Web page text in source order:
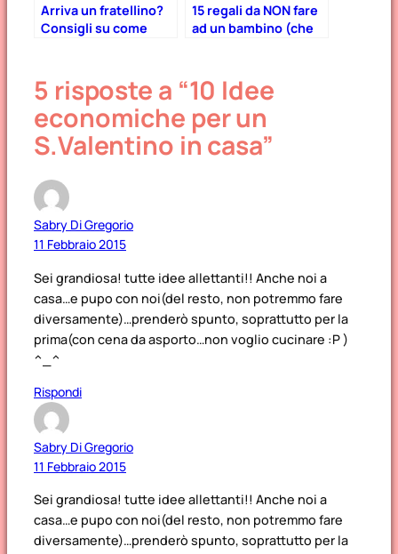
Arriva un fratellino?
Consigli su come
primo giorno
15 regali da NON fare
ad un bambino (che
5 risposte a “10 Idee
economiche per un
S.Valentino in casa”
Sabry Di Gregorio
11 Febbraio 2015
Sei grandiosa! tutte idee allettanti!! Anche noi a
casa…e pupo con noi(del resto, non potremmo fare
diversamente)…prenderò spunto, soprattutto per la
prima(con cena da asporto…non voglio cucinare :P )
^_^
Rispondi
Sabry Di Gregorio
11 Febbraio 2015
Sei grandiosa! tutte idee allettanti!! Anche noi a
casa…e pupo con noi(del resto, non potremmo fare
diversamente)…prenderò spunto, soprattutto per la